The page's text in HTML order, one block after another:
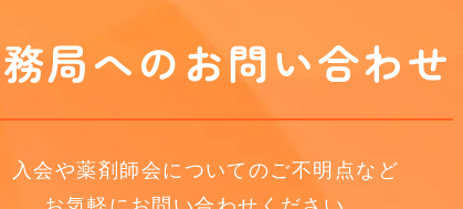
局へのお問い合わせ
入会や薬剤師会についてのご不明点など